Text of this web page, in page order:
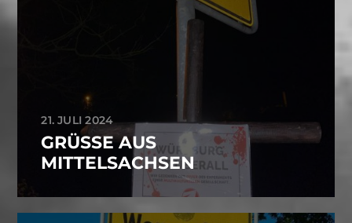
21. JULI 2024
GRÜSSE AUS M
ITTELSACHSEN